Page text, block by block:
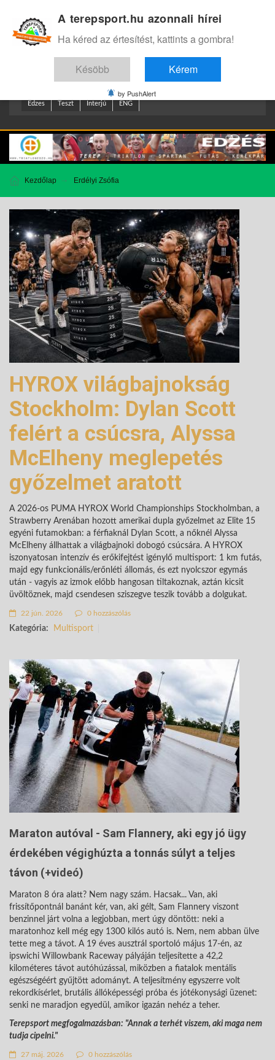
Edzes Teszt Interjú ENG
Kezdőlap Erdélyi Zsófia
HYROX világbajnokság
Stockholm: Dylan Scott
felért a csúcsra, Alyssa
McElheny meglepetés
győzelmet aratott
A 2026-os PUMA HYROX World Championships Stockholmban, a
Strawberry Arenában hozott amerikai dupla győzelmet az Elite 15
egyéni futamokban: a férfiaknál Dylan Scott, a nőknél Alyssa
McElheny állhattak a világbajnoki dobogó csúcsára. A HYROX
iszonyatosan intenzív és erőkifejtést igénylő multisport: 1 km futás,
majd egy funkcionális/erőnléti állomás, és ezt nyolcszor egymás
után - vagyis az izmok előbb hangosan tiltakoznak, aztán kicsit
üvöltöznek, majd csendesen sziszegve teszik tovább a dolgukat.
22 jún. 2026 0 hozzászólás
Kategória: Multisport
Maraton autóval - Sam Flannery, aki egy jó ügy
érdekében végighúzta a tonnás súlyt a teljes
távon (+videó)
Maraton 8 óra alatt? Nem nagy szám. Hacsak... Van, aki
frissítőpontnál banánt kér, van, aki gélt, Sam Flannery viszont
benzinnel járt volna a legjobban, mert úgy döntött: neki a
maratonhoz kell még egy 1300 kilós autó is. Nem, nem abban ülve
tette meg a távot. A 19 éves ausztrál sportoló május 17-én, az
ipswichi Willowbank Raceway pályáján teljesítette a 42,2
kilométeres távot autóhúzással, miközben a fiatalok mentális
egészségéért gyűjtött adományt. A teljesítmény egyszerre volt
rekordkísérlet, brutális állóképességi próba és jótékonysági üzenet:
senki ne maradjon egyedül, amikor igazán nehéz a teher.
Terepsport megfogalmazásban: "Annak a terhét viszem, aki maga nem
tudja cipelni."
27 máj. 2026 0 hozzászólás
A terepsport.hu azonnali hírei
Ha kéred az értesítést, kattints a gombra!
Késöbb Kérem
by PushAlert